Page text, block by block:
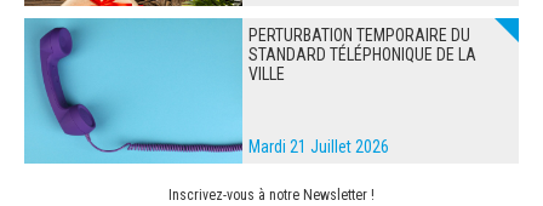
PERTURBATION TEMPORAIRE DU
STANDARD TÉLÉPHONIQUE DE LA
VILLE
Mardi 21 Juillet 2026
Inscrivez-vous à notre Newsletter !